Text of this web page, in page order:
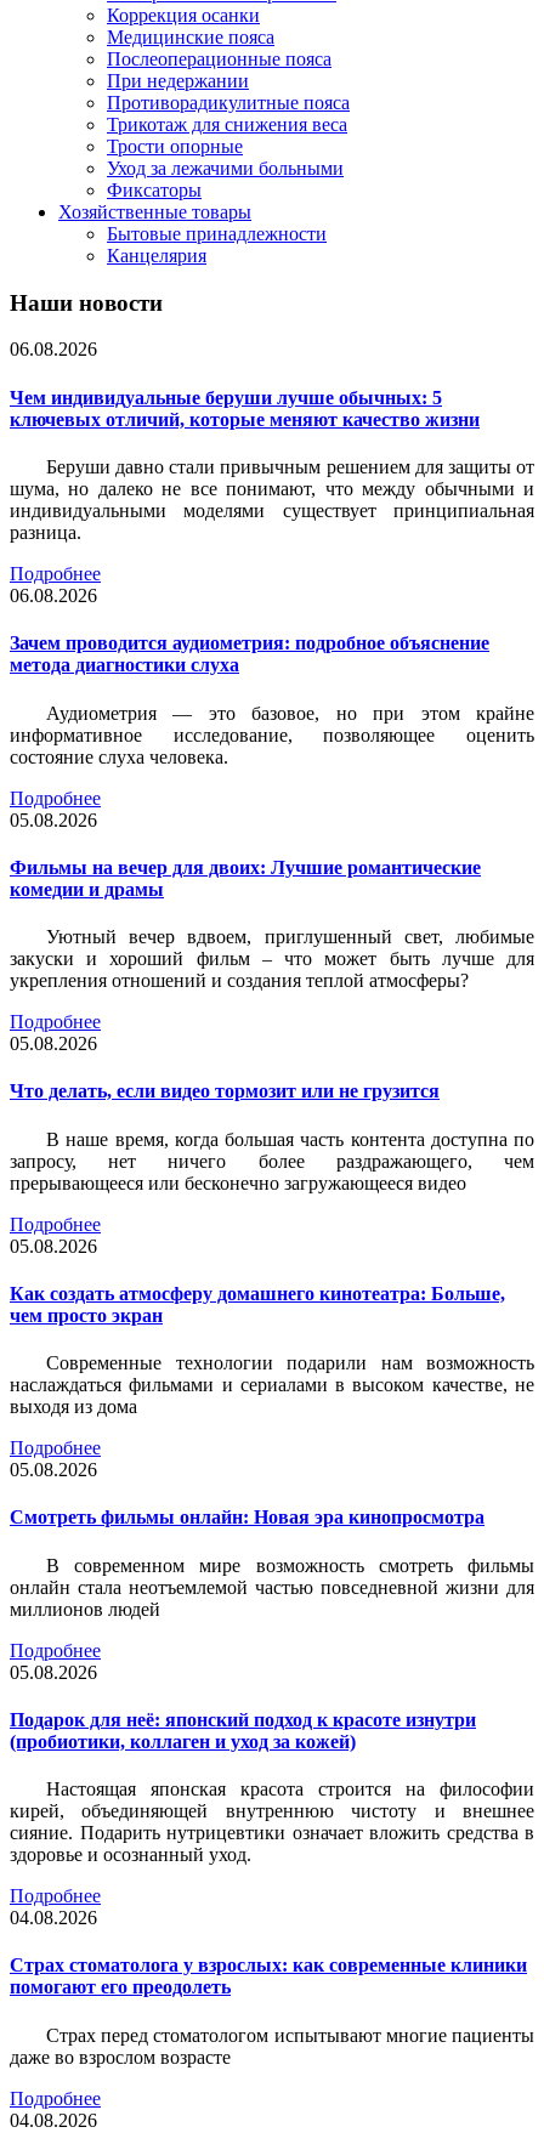
Коррекция осанки
Медицинские пояса
Послеоперационные пояса
При недержании
Противорадикулитные пояса
Трикотаж для снижения веса
Трости опорные
Уход за лежачими больными
Фиксаторы
Хозяйственные товары
Бытовые принадлежности
Канцелярия
Наши новости
06.08.2026
Чем индивидуальные беруши лучше обычных: 5
ключевых отличий, которые меняют качество жизни
Беруши давно стали привычным решением для защиты от
шума, но далеко не все понимают, что между обычными и
индивидуальными моделями существует принципиальная
разница.
Подробнее
06.08.2026
Зачем проводится аудиометрия: подробное объяснение
метода диагностики слуха
Аудиометрия — это базовое, но при этом крайне
информативное исследование, позволяющее оценить
состояние слуха человека.
Подробнее
05.08.2026
Фильмы на вечер для двоих: Лучшие романтические
комедии и драмы
Уютный вечер вдвоем, приглушенный свет, любимые
закуски и хороший фильм – что может быть лучше для
укрепления отношений и создания теплой атмосферы?
Подробнее
05.08.2026
Что делать, если видео тормозит или не грузится
В наше время, когда большая часть контента доступна по
запросу, нет ничего более раздражающего, чем
прерывающееся или бесконечно загружающееся видео
Подробнее
05.08.2026
Как создать атмосферу домашнего кинотеатра: Больше,
чем просто экран
Современные технологии подарили нам возможность
наслаждаться фильмами и сериалами в высоком качестве, не
выходя из дома
Подробнее
05.08.2026
Смотреть фильмы онлайн: Новая эра кинопросмотра
В современном мире возможность смотреть фильмы
онлайн стала неотъемлемой частью повседневной жизни для
миллионов людей
Подробнее
05.08.2026
Подарок для неё: японский подход к красоте изнутри
(пробиотики, коллаген и уход за кожей)
Настоящая японская красота строится на философии
кирей, объединяющей внутреннюю чистоту и внешнее
сияние. Подарить нутрицевтики означает вложить средства в
здоровье и осознанный уход.
Подробнее
04.08.2026
Страх стоматолога у взрослых: как современные клиники
помогают его преодолеть
Страх перед стоматологом испытывают многие пациенты
даже во взрослом возрасте
Подробнее
04.08.2026